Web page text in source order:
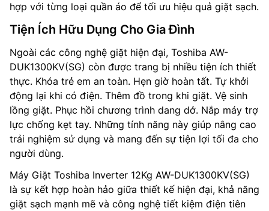
hợp với từng loại quần áo để tối ưu hiệu quả giặt sạch.
Tiện Ích Hữu Dụng Cho Gia Đình
Ngoài các công nghệ giặt hiện đại, Toshiba AW-
DUK1300KV(SG) còn được trang bị nhiều tiện ích thiết
thực. Khóa trẻ em an toàn. Hẹn giờ hoàn tất. Tự khởi
động lại khi có điện. Thêm đồ trong khi giặt. Vệ sinh
lồng giặt. Phục hồi chương trình dang dở. Nắp máy trợ
lực chống kẹt tay. Những tính năng này giúp nâng cao
trải nghiệm sử dụng và mang đến sự tiện lợi tối đa cho
người dùng.
Máy Giặt Toshiba Inverter 12Kg AW-DUK1300KV(SG)
là sự kết hợp hoàn hảo giữa thiết kế hiện đại, khả năng
giặt sạch mạnh mẽ và công nghệ tiết kiệm điện tiên